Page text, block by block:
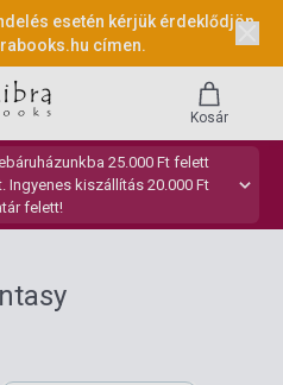
esetén kérjük érdeklődjön
címen.
25.000 Ft felett
Ingyenes kiszállítás 20.000 Ft
felett!
Kosár